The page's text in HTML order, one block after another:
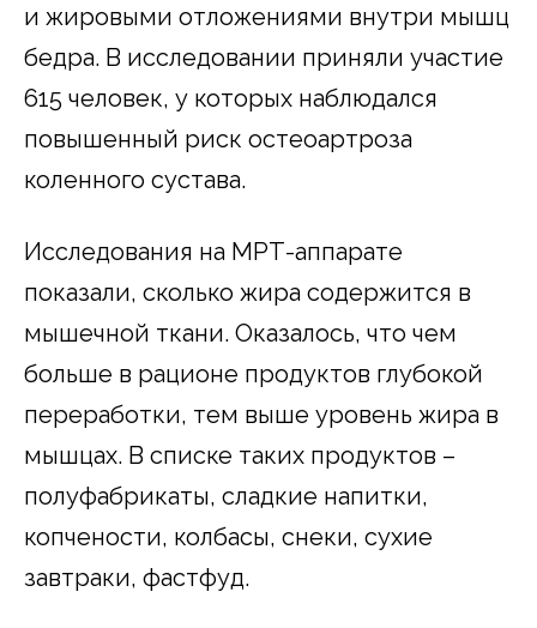
и жировыми отложениями внутри мышц
бедра. В исследовании приняли участие
615 человек, у которых наблюдался
повышенный риск остеоартроза
коленного сустава.
Исследования на МРТ-аппарате
показали, сколько жира содержится в
мышечной ткани. Оказалось, что чем
больше в рационе продуктов глубокой
переработки, тем выше уровень жира в
мышцах. В списке таких продуктов –
полуфабрикаты, сладкие напитки,
копчености, колбасы, снеки, сухие
завтраки, фастфуд.